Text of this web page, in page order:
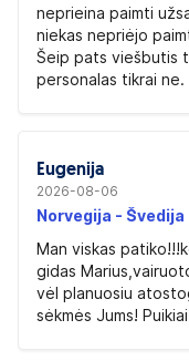
neprieina paimti
niekas nepriėjo
Šeip pats viešbutis
personalas tikrai ne.
Eugenija
2026-08-06
Norvegija - Švedija
Man viskas
gidas
vėl planuosiu
sėkmės Jums!